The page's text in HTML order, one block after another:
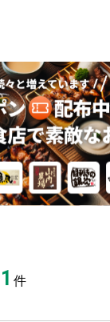
1 件